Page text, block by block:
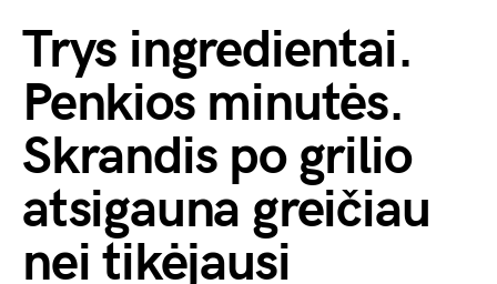
Trys ingredientai.
Penkios minutės.
Skrandis po grilio
atsigauna greičiau
nei tikėjausi